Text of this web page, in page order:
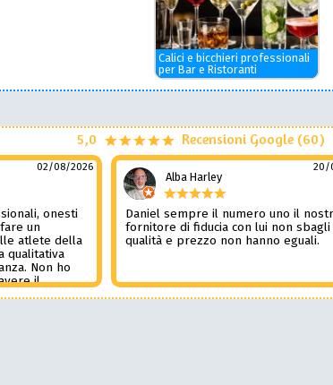
Calici e bicchieri professionali
per Bar e Ristoranti
5,0 Recensioni Google (60)
02/08/2026
onesti
un
atlete della
qualitativa
Non ho
il
del
Alba Harley
20/
Daniel sempre il numero uno il
fornitore di fiducia con lui non sbagli
qualità e prezzo non hanno eguali.